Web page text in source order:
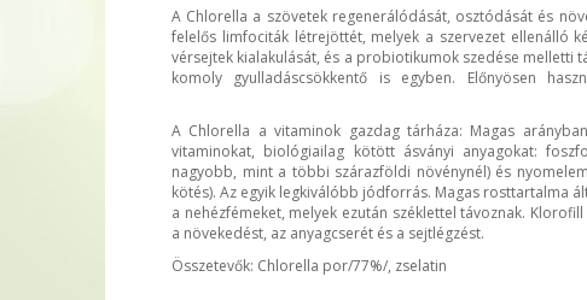
A Chlorella a szövetek regenerálódását, osztódását és
felelős limfociták létrejöttét, melyek a szervezet ellenálló
vérsejtek kialakulását, és a probiotikumok szedése melletti
komoly gyulladáscsökkentő is egyben. Előnyösen
A Chlorella a vitaminok gazdag tárháza: Magas
vitaminokat, biológiailag kötött ásványi anyagokat:
nagyobb, mint a többi szárazföldi növénynél) és
kötés). Az egyik legkiválóbb jódforrás. Magas rosttartalma
a nehézfémeket, melyek ezután széklettel távoznak.
a növekedést, az anyagcserét és a sejtlégzést.
Összetevők: Chlorella por/77%/, zselatin